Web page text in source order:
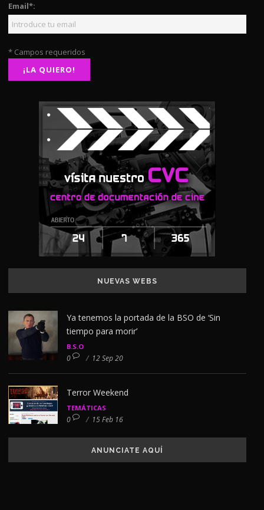
Email*:
* Campos requeridos
NUEVAS WEBS
Ya tenemos la portada de la BSO de ‘Sin
tiempo para morir’
B.S.O
0 / 12 Sep 20
Terror Weekend
TEMÁTICAS
0 / 15 Feb 16
ANUNCIATE AQUÍ